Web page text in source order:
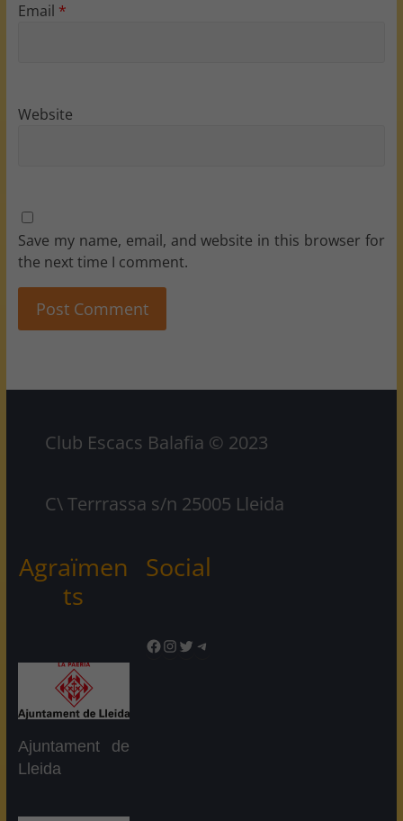
Email *
Website
Save my name, email, and website in this browser for
the next time I comment.
Club Escacs Balafia © 2023
C\ Terrrassa s/n 25005 Lleida
Agraïmen
ts
Ajuntament de
Lleida
Social
Facebook
Instagram
TwitterTelegram